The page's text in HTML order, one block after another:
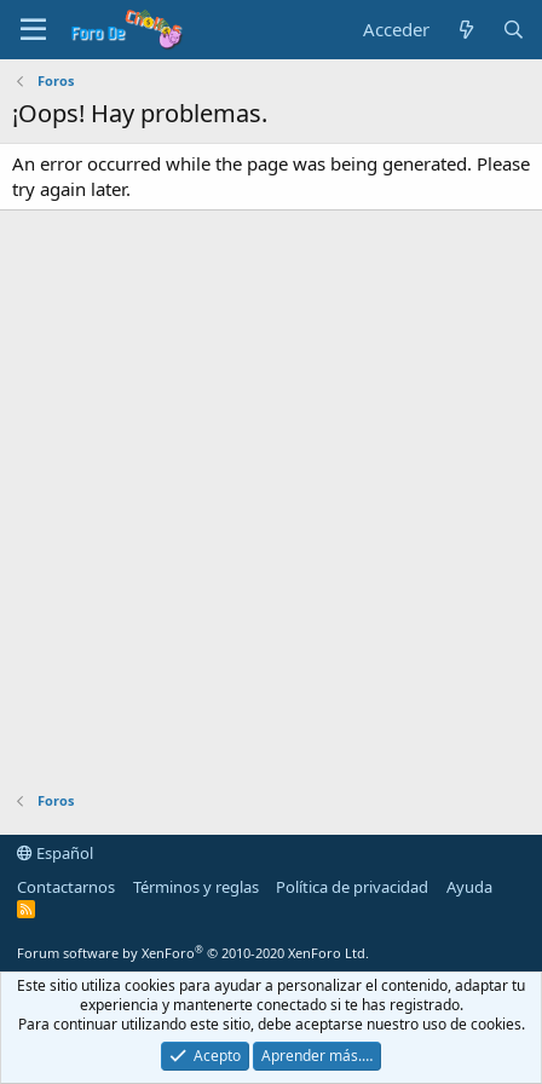
Acceder
Foros
¡Oops! Hay problemas.
An error occurred while the page was being generated. Please
try again later.
Foros
Español
Contactarnos
Términos y reglas Política de privacidad Ayuda
R
Forum software by XenForo® © 2010-2020 XenForo Ltd.
Este sitio utiliza cookies para ayudar a personalizar el contenido, adaptar tu
experiencia y mantenerte conectado si te has registrado.
Para continuar utilizando este sitio, debe aceptarse nuestro uso de cookies.
Acepto
Aprender más.…